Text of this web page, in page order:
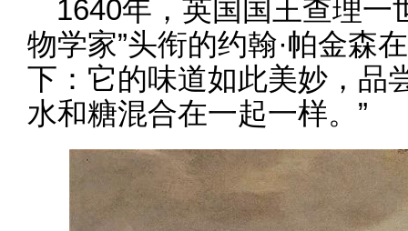
1640年，英国国王查理一
物学家”头衔的约翰·帕金森
下：它的味道如此美妙，品
水和糖混合在一起一样。”